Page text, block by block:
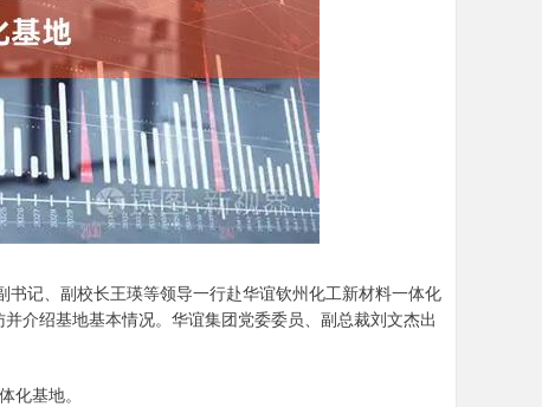
记、副校长王瑛等领导一行赴华谊钦州化工新材料一体化
介绍基地基本情况。华谊集团党委委员、副总裁刘文杰出
基地。